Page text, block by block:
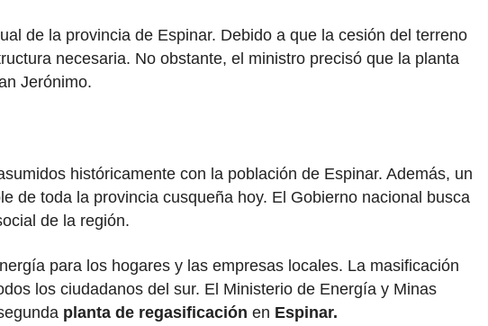
de la provincia de Espinar. Debido a que la cesión del terreno
necesaria. No obstante, el ministro precisó que la planta
Jerónimo.
históricamente con la población de Espinar. Además, un
de toda la provincia cusqueña hoy. El Gobierno nacional busca
de la región.
para los hogares y las empresas locales. La masificación
los ciudadanos del sur. El Ministerio de Energía y Minas
planta de regasificación en Espinar.